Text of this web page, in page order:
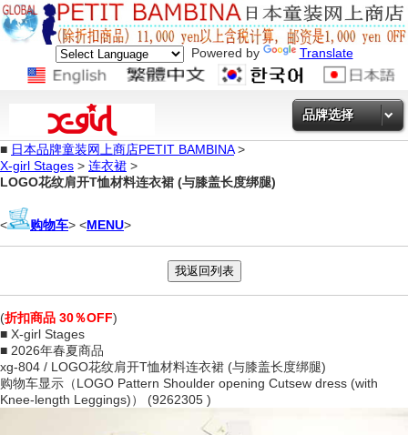
Powered by Translate
品牌选择
■ 日本品牌童装网上商店PETIT BAMBINA>
X-girl Stages > 连衣裙 >
LOGO花纹肩开T恤材料连衣裙 (与膝盖长度绑腿)
< 购物车> <MENU>
(折扣商品 30％OFF)
■ X-girl Stages
■ 2026年春夏商品
xg-804 / LOGO花纹肩开T恤材料连衣裙 (与膝盖长度绑腿)
购物车显示（LOGO Pattern Shoulder opening Cutsew dress (with
Knee-length Leggings)） (9262305 )